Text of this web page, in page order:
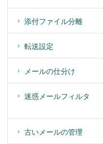
添付ファイル分離
転送設定
メールの仕分け
迷惑メールフィルタ
古いメールの管理